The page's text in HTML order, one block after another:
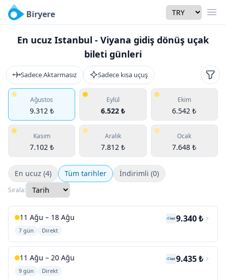
Biryere Currency
En ucuz Istanbul - Viyana gidiş dönüş uçak
bileti günleri
Sadece Aktarmasız Sadece kısa uçuş
Ağustos
9.312 ₺
Eylül
6.522 ₺
Ekim
6.542 ₺
Kasım
7.102 ₺
Aralık
7.812 ₺
Ocak
7.648 ₺
En ucuz (4) Tüm tarihler İndirimli (0)
Sırala:
11 Ağu – 18 Ağu
7 gün Direkt
9.340 ₺
11 Ağu – 20 Ağu
9 gün Direkt
9.435 ₺